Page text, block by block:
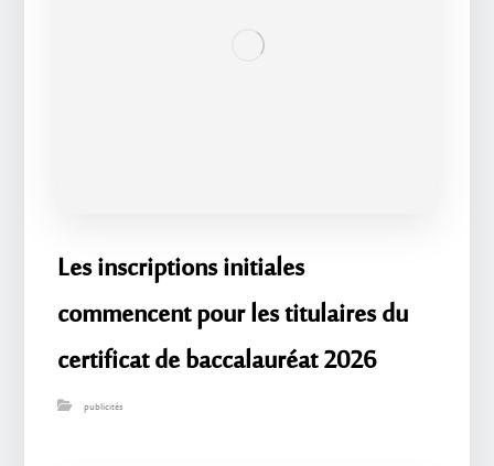
Les inscriptions initiales
commencent pour les titulaires du
certificat de baccalauréat 2026
publicités